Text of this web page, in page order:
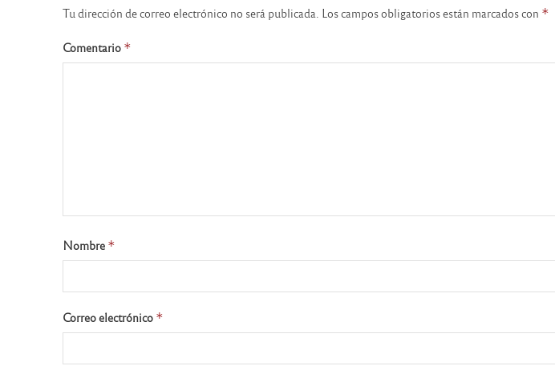
Tu dirección de correo electrónico no será publicada. Los campos obligatorios están marcados con *
Comentario *
Nombre *
Correo electrónico *